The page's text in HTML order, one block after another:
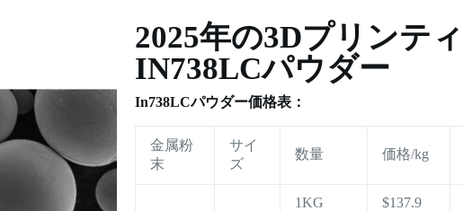
2025年の3Dプリンテ
IN738LCパウダー
In738LCパウダー価格表：
金属粉
末
サイ
ズ
数量 価格/kg
1KG
$137.9